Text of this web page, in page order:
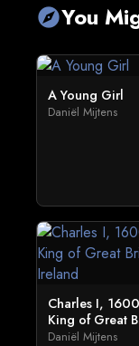
exploreYou
A Young Girl
Daniël Mijtens
Charles I,
King of Great
Daniël Mijtens